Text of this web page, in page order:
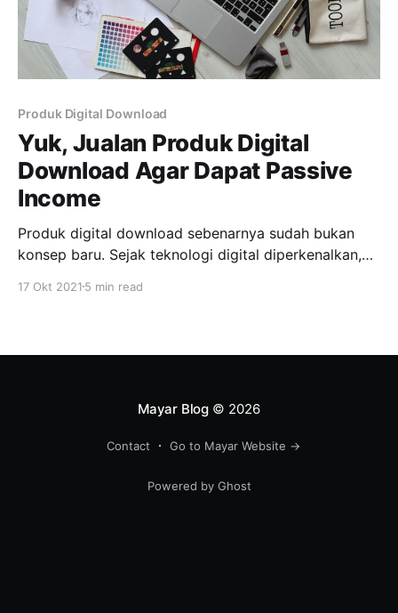
Produk Digital Download
Yuk, Jualan Produk Digital
Download Agar Dapat Passive
Income
Produk digital download sebenarnya sudah bukan
konsep baru. Sejak teknologi digital diperkenalkan,
produk-produk digital. Mereka bisa mendapatkan
masuk ke rekening. Sebagai contoh, saat ini banyak
17 Okt 2021 5 min read
Mayar Blog© 2026
Contact Go to Mayar Website →
Powered by Ghost